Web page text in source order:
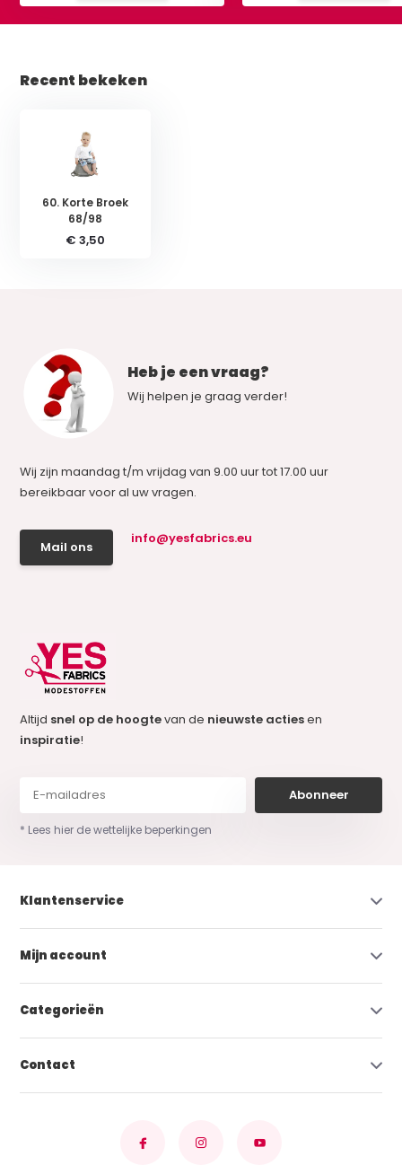
Recent bekeken
60. Korte Broek
68/98
€ 3,50
Heb je een vraag?
Wij helpen je graag verder!
Wij zijn maandag t/m vrijdag van 9.00 uur tot 17.00 uur
bereikbaar voor al uw vragen.
Mail ons
info@yesfabrics.eu
Altijd snel op de hoogtevan de nieuwste actiesen
inspiratie!
Abonneer
* Lees hier de wettelijke beperkingen
Klantenservice
Mijn account
Categorieën
Contact